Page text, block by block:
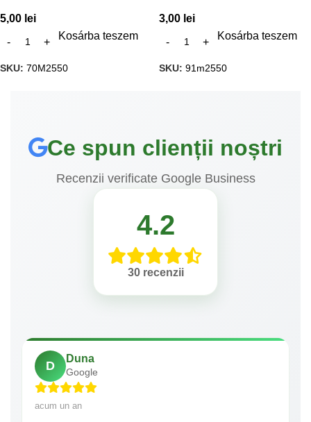
5,00 lei
Kosárba teszem
SKU: 70M2550
3,00 lei
Kosárba teszem
SKU: 91m2550
Ce spun clienții noștri
Recenzii verificate Google Business
4.2
30 recenzii
D
Duna
Google
acum un an